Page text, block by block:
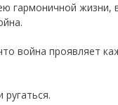
гармоничной жизни,
война проявляет